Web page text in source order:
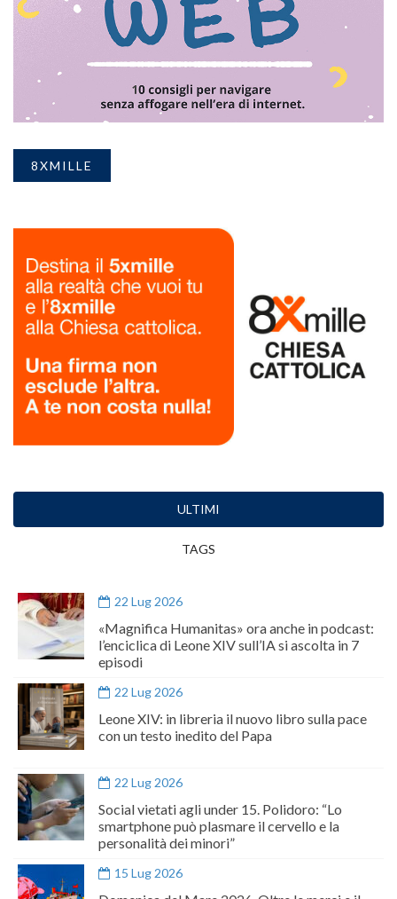
8XMILLE
ULTIMI
TAGS
22 Lug 2026
«Magnifica Humanitas» ora anche in podcast:
l’enciclica di Leone XIV sull’IA si ascolta in 7
episodi
22 Lug 2026
Leone XIV: in libreria il nuovo libro sulla pace
con un testo inedito del Papa
22 Lug 2026
Social vietati agli under 15. Polidoro: “Lo
smartphone può plasmare il cervello e la
personalità dei minori”
15 Lug 2026